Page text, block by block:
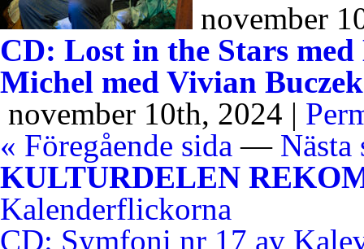
november
CD: Lost in the Stars
Michel med Vivian Buczek
november 10th, 2024 |
« Föregående sida — Nästa
KULTURDELEN
Kalenderflickorna
CD: Symfoni nr 17 av